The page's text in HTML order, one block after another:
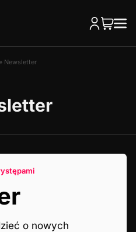
» Newsletter
o nowych